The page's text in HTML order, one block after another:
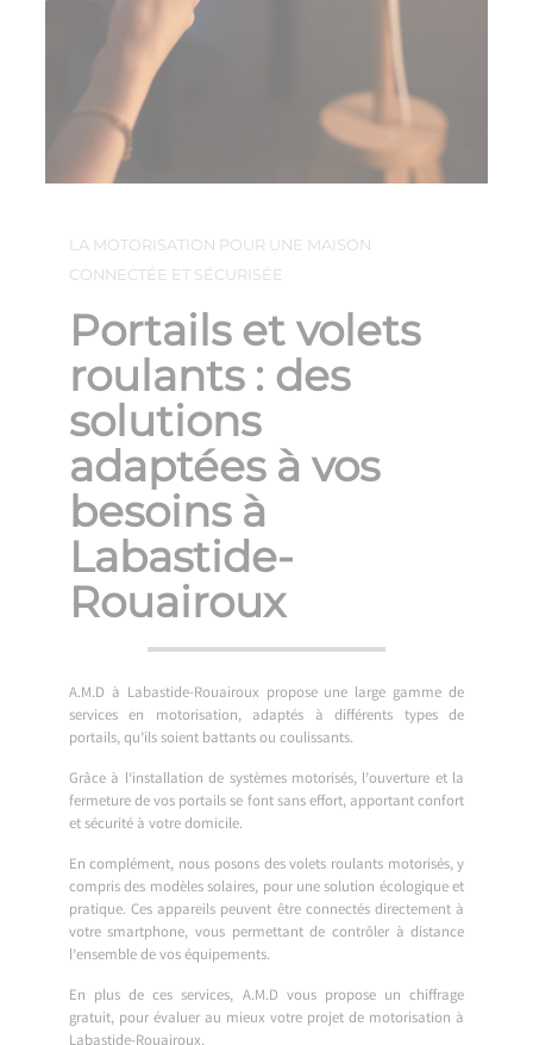
LA MOTORISATION POUR UNE MAISON
CONNECTÉE ET SÉCURISÉE
Portails et volets
roulants : des
solutions
adaptées à vos
besoins à
Labastide-
Rouairoux
A.M.D à Labastide-Rouairoux propose une large gamme de
services en motorisation, adaptés à différents types de
portails, qu’ils soient battants ou coulissants.
Grâce à l’installation de systèmes motorisés, l’ouverture et la
fermeture de vos portails se font sans effort, apportant confort
et sécurité à votre domicile.
En complément, nous posons des volets roulants motorisés, y
compris des modèles solaires, pour une solution écologique et
pratique. Ces appareils peuvent être connectés directement à
votre smartphone, vous permettant de contrôler à distance
l’ensemble de vos équipements.
En plus de ces services, A.M.D vous propose un chiffrage
gratuit, pour évaluer au mieux votre projet de motorisation à